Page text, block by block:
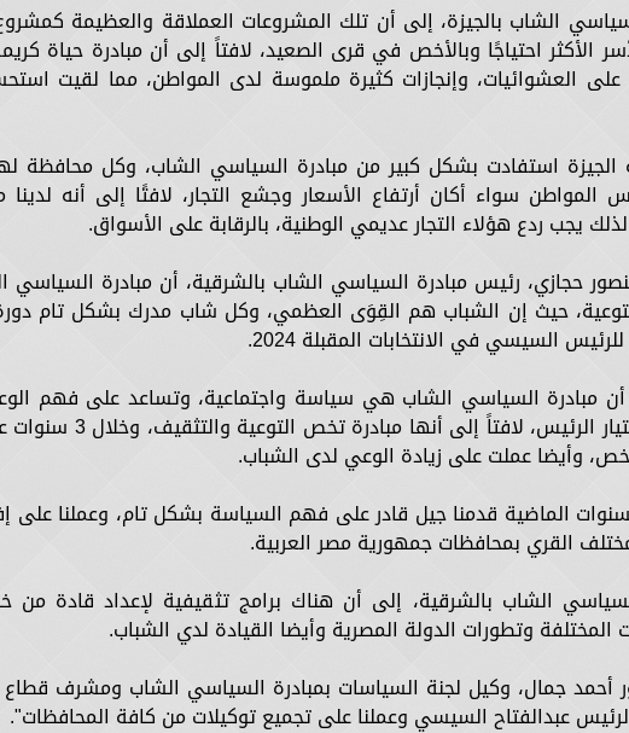
الشاب بالجيزة، إلى أن تلك المشروعات العملاقة والعظيمة
الأكثر احتياجًا وبالأخص في قرى الصعيد، لافتاً إلى أن مبادرة حياة
على العشوائيات، وإنجازات كثيرة ملموسة لدى المواطن، مما لقيت
استفادت بشكل كبير من مبادرة السياسي الشاب، وكل محافظة
سواء أكان أرتفاع الأسعار وجشع التجار، لافتًا إلى أنه
يجب ردع هؤلاء التجار عديمي الوطنية، بالرقابة على الأسواق.
حجازي، رئيس مبادرة السياسي الشاب بالشرقية، أن مبادرة
حيث إن الشباب هم القِوَى العظمي، وكل شاب مدرك بشكل تام
السيسي في الانتخابات المقبلة 2024.
مبادرة السياسي الشاب هي سياسة واجتماعية، وتساعد على فهم
بشكل تام حتى في اختيار الرئيس،
الماضية قدمنا جيل قادر على فهم السياسة بشكل تام، وعملنا على
القري بمحافظات جمهورية مصر العربية.
الشاب بالشرقية، إلى أن هناك برامج تثقيفية لإعداد قادة من
المختلفة وتطورات الدولة المصرية وأيضا القيادة لدي الشباب.
أحمد جمال، وكيل لجنة السياسات بمبادرة السياسي الشاب ومشرف قطاع
عبدالفتاح السيسي وعملنا على تجميع توكيلات من كافة المحافظات".